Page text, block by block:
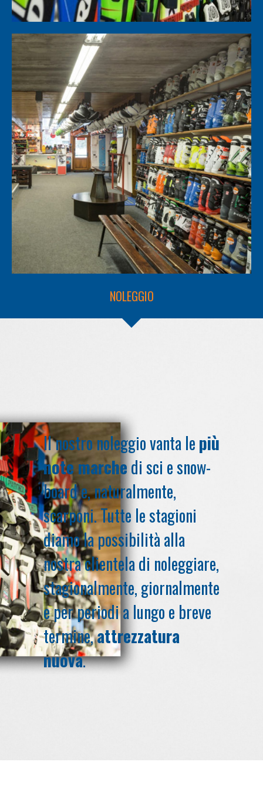
NOLEGGIO
Il nostro noleggio vanta lepiù
note marchedi sci e snow-
board e, naturalmente,
scarponi. Tutte le stagioni
diamo la possibilità alla
nostra clientela di noleggiare,
stagionalmente, giornalmente
e per periodi a lungo e breve
termine,attrezzatura
nuova.